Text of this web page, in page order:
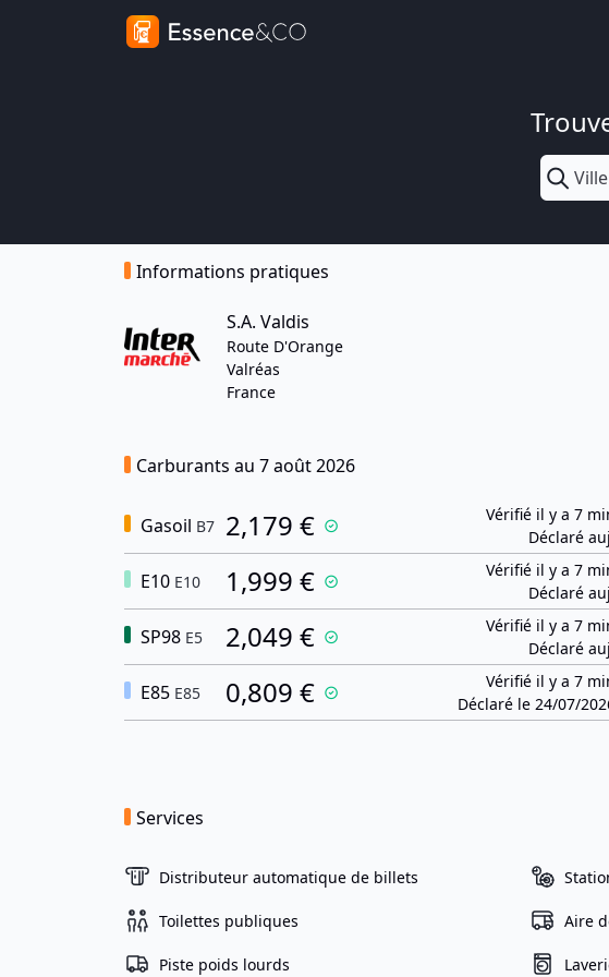
Informations pratiques
S.A. Valdis
Route D'Orange
Valréas
France
Carburants au 7 août 2026
Gasoil B7 2,179 €
Vérifié il y a 7
Déclaré
E10 E10 1,999 €
Vérifié il y a 7
Déclaré
SP98 E5 2,049 €
Vérifié il y a 7
Déclaré
E85 E85 0,809 €
Vérifié il y a 7
Déclaré le 24/07/
Services
Distributeur automatique de billets
Toilettes publiques Aire
Piste poids lourds